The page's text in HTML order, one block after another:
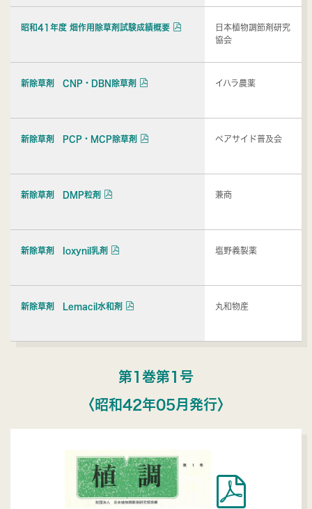
昭和41年度 畑作用除草剤試験成績概要
日本植物調節剤研究
協会
新除草剤 CNP・DBN除草剤 イハラ農薬
新除草剤 PCP・MCP除草剤 ペアサイド普及会
新除草剤 DMP粒剤 兼商
新除草剤 Ioxynil乳剤 塩野義製薬
新除草剤 Lemacil水和剤 丸和物産
第1巻第1号
〈昭和42年05月発行〉